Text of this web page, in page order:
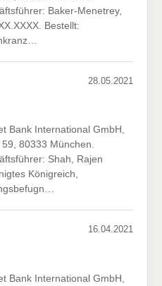
Baker-Menetrey,
Bestellt:
28.05.2021
Bank International GmbH,
80333 München.
Shah, Rajen
Königreich,
16.04.2021
Bank International GmbH,